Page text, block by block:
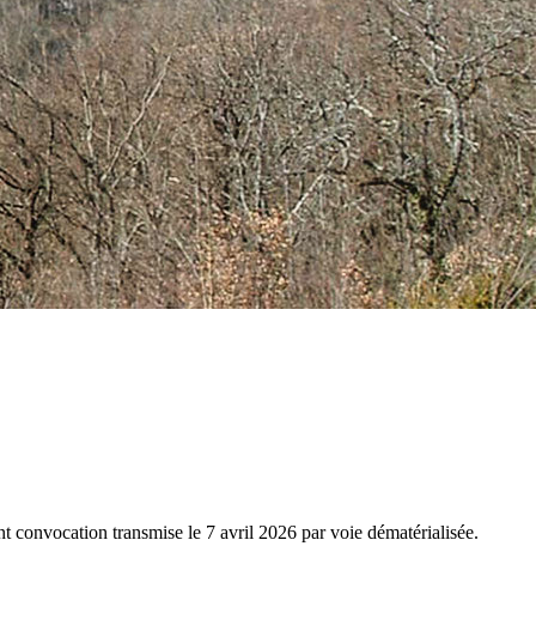
transmise le 7 avril 2026 par voie dématérialisée.